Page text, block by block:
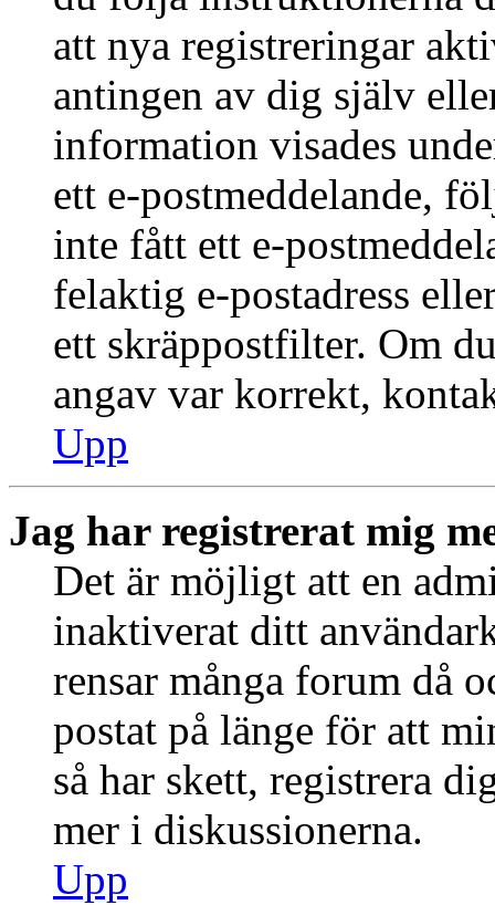
att nya registreringar
antingen av dig själv
information visades
ett e-postmeddelande,
inte fått ett e-
felaktig e-postadress
ett skräppostfilter. Om
angav var korrekt,
Upp
Jag har registrerat mig
Det är möjligt att en
inaktiverat ditt
rensar många forum då
postat på länge för att
så har skett, registrera
mer i diskussionerna.
Upp